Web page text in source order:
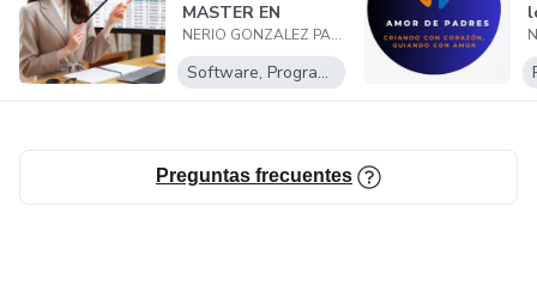
MASTER EN
MICROSOFT EXCEL
2024
NERIO GONZALEZ PALOMINO
Software, Programas para descargar
Preguntas frecuentes